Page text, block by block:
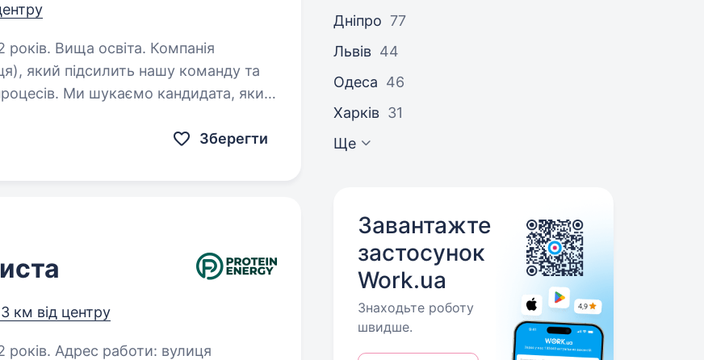
Вища освіта. Компанія
який підсилить нашу команду та
Ми шукаємо кандидата, який
Зберегти
км від центру
вулиця
Дніпро 77
Львів 44
Одеса 46
Харків 31
Ще
Завантажте
застосунок
Work.ua
Знаходьте роботу
швидше.